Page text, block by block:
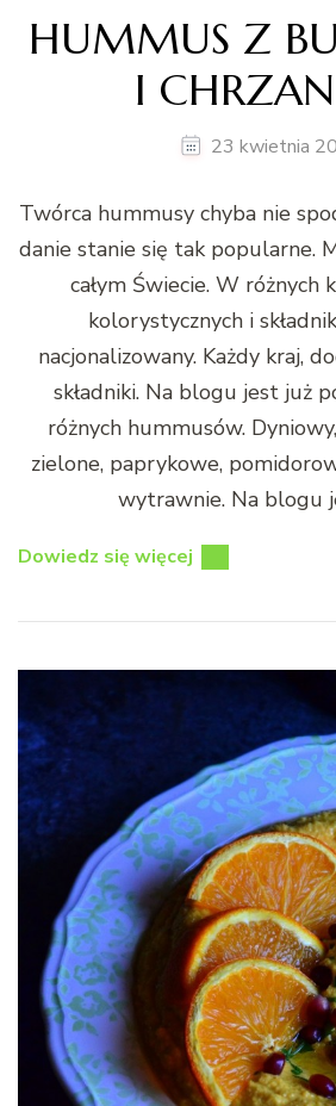
HUMMUS Z
I
23 kwietnia
Twórca hummusy chyba nie
danie stanie się tak popularne.
całym Świecie. W różnych
kolorystycznych i
nacjonalizowany. Każdy kraj,
składniki. Na blogu jest już
różnych hummusów.
zielone, paprykowe,
wytrawnie. Na blogu
Dowiedz się więcej